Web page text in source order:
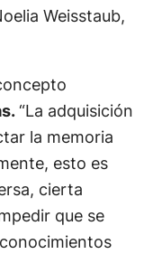
Weisstaub,
“La adquisición
la memoria
esto es
cierta
que se